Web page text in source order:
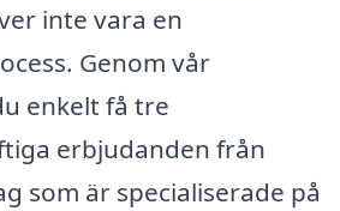
inte vara en
Genom vår
enkelt få tre
erbjudanden från
som är specialiserade på